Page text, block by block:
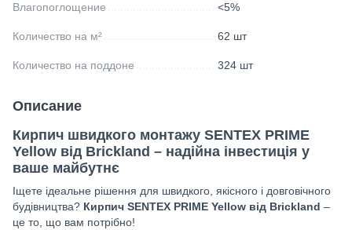
Влагопоглощение <5%
Количество на м² 62 шт
Количество на поддоне 324 шт
Описание
Кирпич швидкого монтажу SENTEX PRIME
Yellow від Brickland – надійна інвестиція у
ваше майбутнє
Іщете ідеальне рішення для швидкого, якісного і довговічного
будівництва? Кирпич SENTEX PRIME Yellow від Brickland –
це то, що вам потрібно!